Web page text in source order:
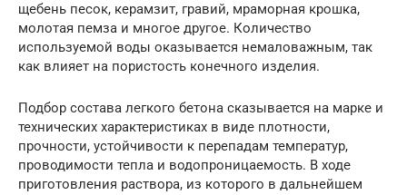
щебень песок, керамзит, гравий, мраморная крошка,
молотая пемза и многое другое. Количество
используемой воды оказывается немаловажным, так
как влияет на пористость конечного изделия.
Подбор состава легкого бетона сказывается на марке и
технических характеристиках в виде плотности,
прочности, устойчивости к перепадам температур,
проводимости тепла и водопроницаемость. В ходе
приготовления раствора, из которого в дальнейшем